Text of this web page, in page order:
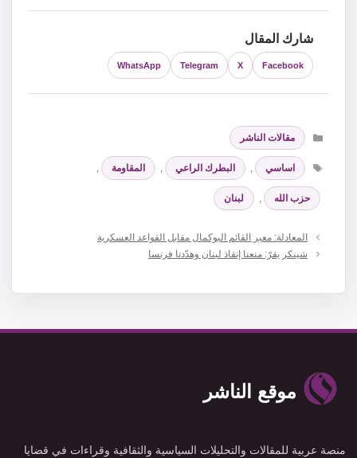
شارك المقال
Facebook
X
Telegram
WhatsApp
التصنيفات
مقالات الناشر
الوسوم
اساسي , البطرك الراعي , المقاومة ,
حزب الله , لبنان
المعادلة: معبر القائم البوكمال مقابل القواعد العسكرية
شينكر يقرّ: منعنا إنقاذ لبنان وهدّدنا فرنسا
موقع الناشر
منصة عربية للمقالات والتحليلات السياسية والثقافية وقراءات في قضايا